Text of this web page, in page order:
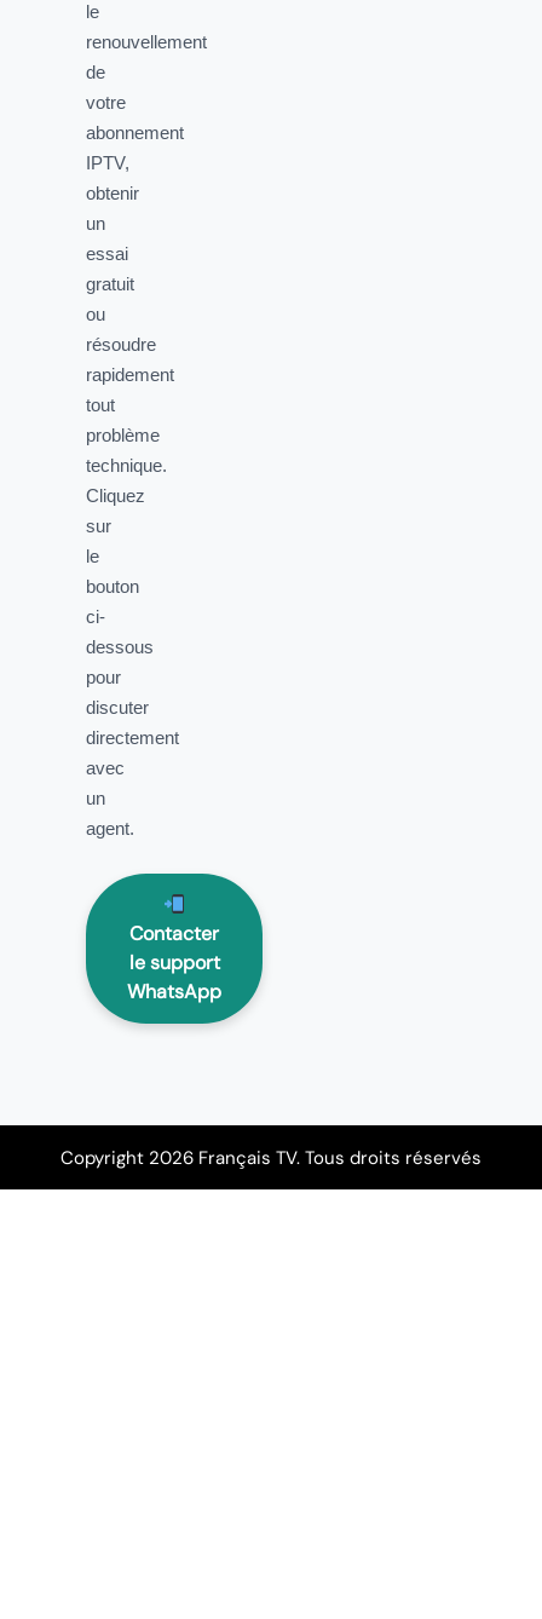
le
renouvellement
de
votre
abonnement
IPTV,
obtenir
un
essai
gratuit
ou
résoudre
rapidement
tout
problème
technique.
Cliquez
sur
le
bouton
ci-
dessous
pour
discuter
directement
avec
un
agent.
Contacter
le support
WhatsApp
Copyright 2026 Français TV. Tous droits réservés